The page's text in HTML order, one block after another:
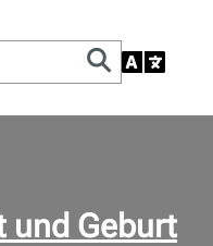
und Geburt